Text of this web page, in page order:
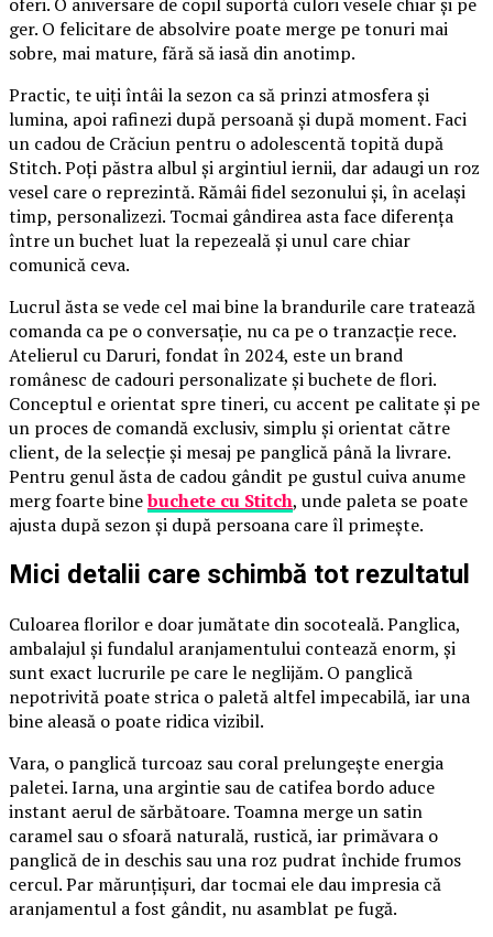
ger. O felicitare de absolvire poate merge pe tonuri mai
sobre, mai mature, fără să iasă din anotimp.
Practic, te uiți întâi la sezon ca să prinzi atmosfera și
lumina, apoi rafinezi după persoană și după moment. Faci
un cadou de Crăciun pentru o adolescentă topită după
Stitch. Poți păstra albul și argintiul iernii, dar adaugi un roz
vesel care o reprezintă. Rămâi fidel sezonului și, în același
timp, personalizezi. Tocmai gândirea asta face diferența
între un buchet luat la repezeală și unul care chiar
comunică ceva.
Lucrul ăsta se vede cel mai bine la brandurile care tratează
comanda ca pe o conversație, nu ca pe o tranzacție rece.
Atelierul cu Daruri, fondat în 2024, este un brand
românesc de cadouri personalizate și buchete de flori.
Conceptul e orientat spre tineri, cu accent pe calitate și pe
un proces de comandă exclusiv, simplu și orientat către
client, de la selecție și mesaj pe panglică până la livrare.
Pentru genul ăsta de cadou gândit pe gustul cuiva anume
merg foarte binebuchete cu Stitch, unde paleta se poate
ajusta după sezon și după persoana care îl primește.
Mici detalii care schimbă tot rezultatul
Culoarea florilor e doar jumătate din socoteală. Panglica,
ambalajul și fundalul aranjamentului contează enorm, și
sunt exact lucrurile pe care le neglijăm. O panglică
nepotrivită poate strica o paletă altfel impecabilă, iar una
bine aleasă o poate ridica vizibil.
Vara, o panglică turcoaz sau coral prelungește energia
paletei. Iarna, una argintie sau de catifea bordo aduce
instant aerul de sărbătoare. Toamna merge un satin
caramel sau o sfoară naturală, rustică, iar primăvara o
panglică de in deschis sau una roz pudrat închide frumos
cercul. Par mărunțișuri, dar tocmai ele dau impresia că
aranjamentul a fost gândit, nu asamblat pe fugă.